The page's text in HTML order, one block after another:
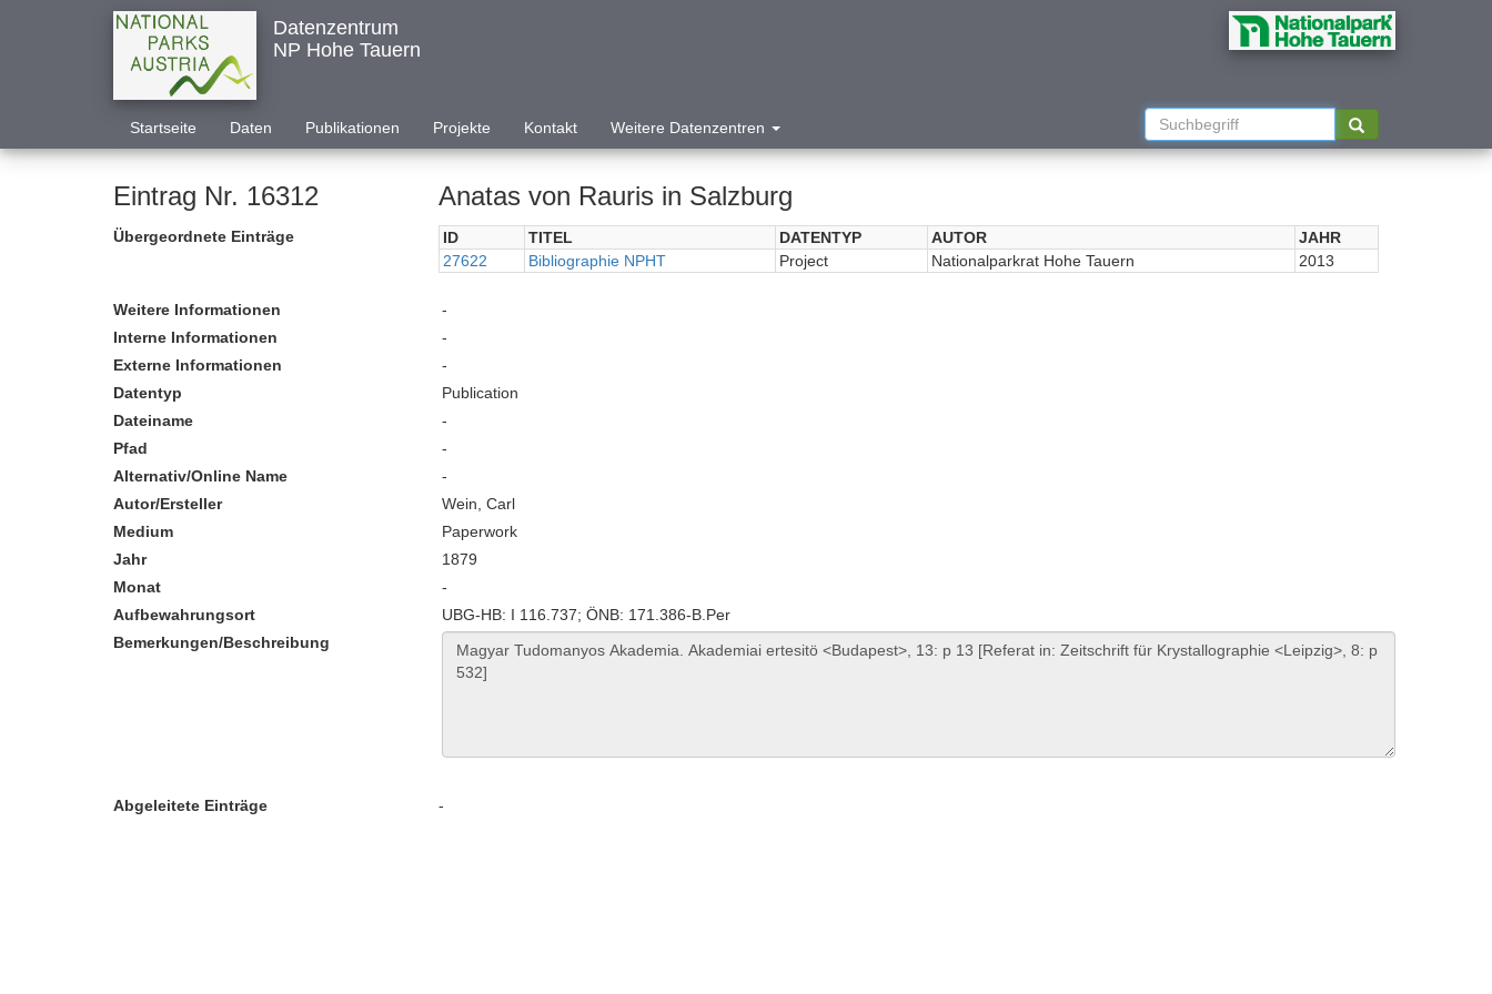
Datenzentrum
NP Hohe Tauern
Startseite Daten Publikationen Projekte Kontakt Weitere Datenzentren
Eintrag Nr. 16312 Anatas von Rauris in Salzburg
Übergeordnete Einträge ID TITEL DATENTYP AUTOR
JAHR
27622
Bibliographie NPHT Project Nationalparkrat Hohe Tauern 2013
Weitere Informationen
-
Interne Informationen
-
Externe Informationen
-
Datentyp
Publication
Dateiname
-
Pfad
-
Alternativ/Online Name
-
Autor/Ersteller
Wein, Carl
Medium
Paperwork
Jahr
1879
Monat
-
Aufbewahrungsort
UBG-HB: I 116.737; ÖNB: 171.386-B.Per
Bemerkungen/Beschreibung
Abgeleitete Einträge -